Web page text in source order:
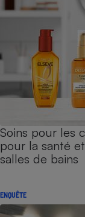
Soins pour les
pour la santé
salles de bains
ENQUÊTE